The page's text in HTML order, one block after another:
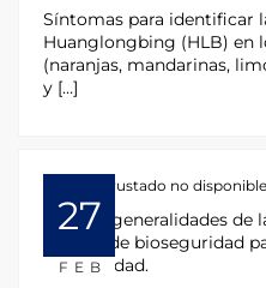
Síntomas para identificar
Huanglongbing (HLB) en
(naranjas, mandarinas,
y […]
27
FEB
HTML incrustado no
Conoce generalidades
básicas de bioseguridad
enfermedad.